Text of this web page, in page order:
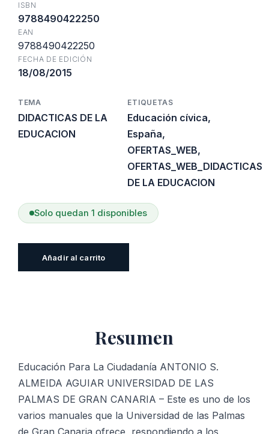
$57.500.
ISBN
9788490422250
EAN
9788490422250
FECHA DE EDICIÓN
18/08/2015
TEMA
DIDACTICAS DE LA
EDUCACION
ETIQUETAS
Educación cívica,
España,
OFERTAS_WEB,
OFERTAS_WEB_DIDACTICAS
DE LA EDUCACION
Solo quedan 1 disponibles
Añadir al carrito
Resumen
Educación Para La Ciudadanía ANTONIO S.
ALMEIDA AGUIAR UNIVERSIDAD DE LAS
PALMAS DE GRAN CANARIA – Este es uno de los
varios manuales que la Universidad de las Palmas